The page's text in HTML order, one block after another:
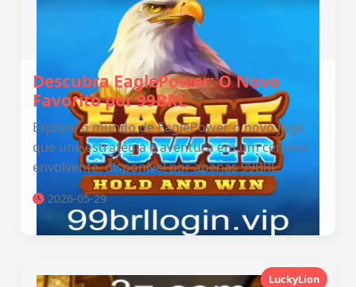
Descubra EaglePower: O Novo
Favorito por 99BRL
Explore o mundo de EaglePower, o novo jogo
que une estratégia e aventura em um cenário
envolvente, disponível por apenas 99BRL.
2026-05-29
LuckyLion